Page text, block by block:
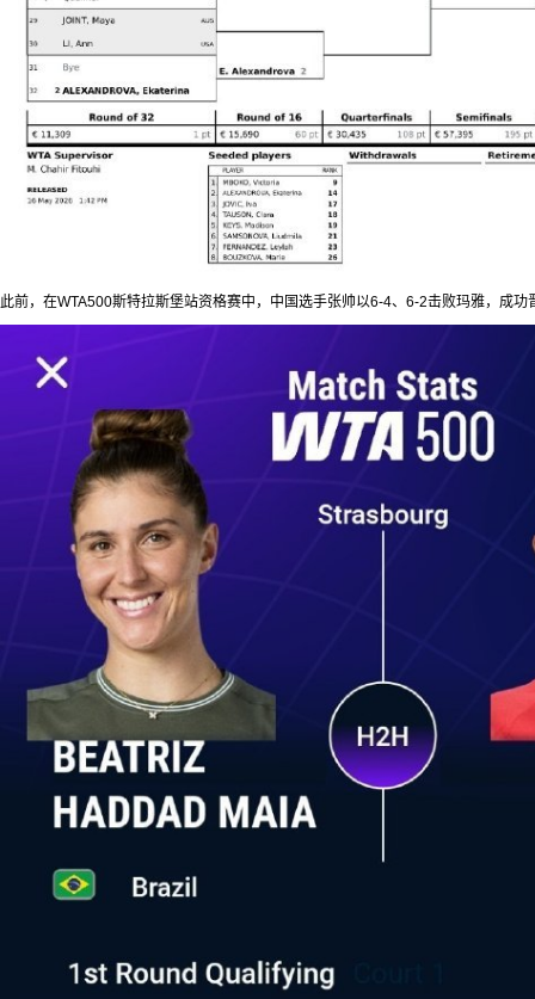
此前，在WTA500斯特拉斯堡站资格赛中，中国选手张帅以6-4、6-2击败玛雅，成功